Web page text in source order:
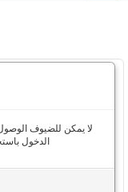
لا يمكن للضيوف
الدخول